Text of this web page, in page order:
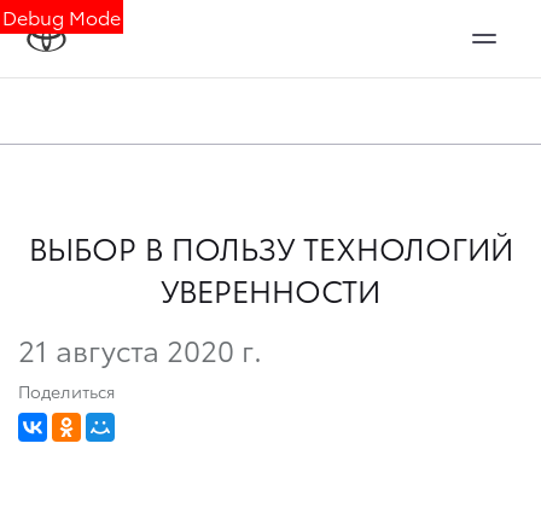
Debug Mode
ВЫБОР В ПОЛЬЗУ ТЕХНОЛОГИЙ
УВЕРЕННОСТИ
21 августа 2020 г.
Поделиться